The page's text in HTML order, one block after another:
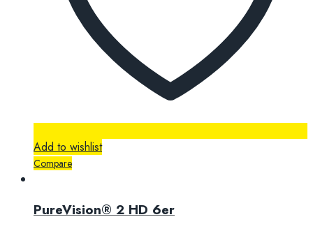
Add to wishlist
Compare
PureVision® 2 HD 6er